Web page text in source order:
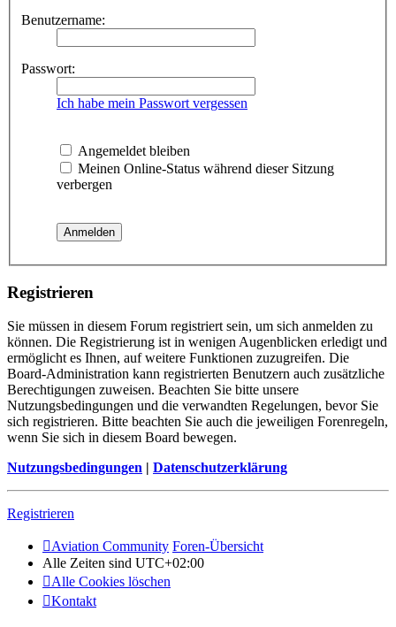
Benutzername:
Passwort:
Ich habe mein Passwort vergessen
Angemeldet bleiben
Meinen Online-Status während dieser Sitzung
verbergen
Registrieren
Sie müssen in diesem Forum registriert sein, um sich anmelden zu
können. Die Registrierung ist in wenigen Augenblicken erledigt und
ermöglicht es Ihnen, auf weitere Funktionen zuzugreifen. Die
Board-Administration kann registrierten Benutzern auch zusätzliche
Berechtigungen zuweisen. Beachten Sie bitte unsere
Nutzungsbedingungen und die verwandten Regelungen, bevor Sie
sich registrieren. Bitte beachten Sie auch die jeweiligen Forenregeln,
wenn Sie sich in diesem Board bewegen.
Nutzungsbedingungen | Datenschutzerklärung
Registrieren
Aviation Community Foren-Übersicht
Alle Zeiten sind UTC+02:00
Alle Cookies löschen
Kontakt